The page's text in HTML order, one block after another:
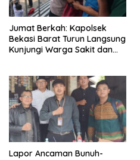
Jumat Berkah: Kapolsek
Bekasi Barat Turun Langsung
Kunjungi Warga Sakit dan
Lapor Ancaman Bunuh-